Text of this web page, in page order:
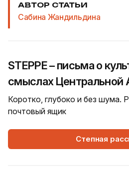
АВТОР СТАТЬИ
Сабина Жандильдина
STEPPE – письма о
смыслах Центральной
Коротко, глубоко и без
почтовый ящик
Степная